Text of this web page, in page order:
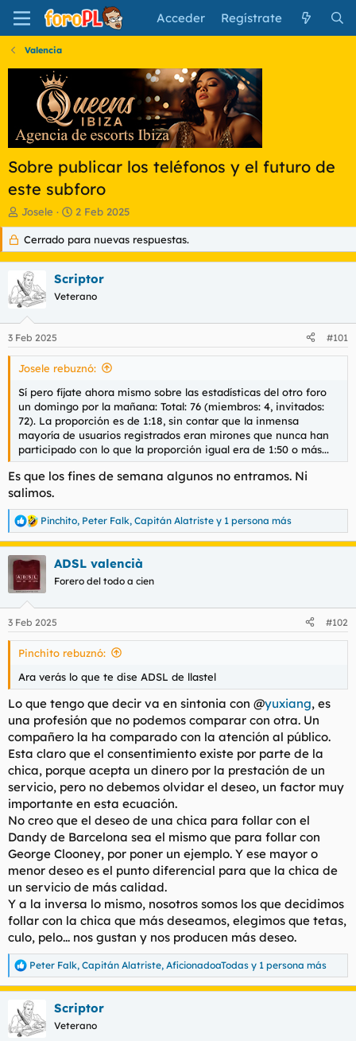
Acceder Regístrate
Valencia
Sobre publicar los teléfonos y el futuro de
este subforo
I
n
c
a
d
o
r
d
e
l
e
m
a
Josele
F
e
c
h
d
e
n
c
i
2 Feb 2025
Cerrado para nuevas respuestas.
Scriptor
Veterano
3 Feb 2025 #101
Josele rebuznó:
Sí pero fíjate ahora mismo sobre las estadísticas del otro foro
un domingo por la mañana: Total: 76 (miembros: 4, invitados:
72). La proporción es de 1:18, sin contar que la inmensa
mayoría de usuarios registrados eran mirones que nunca han
participado con lo que la proporción igual era de 1:50 o más...
Es que los fines de semana algunos no entramos. Ni
salimos.
R
e
a
c
c
i
e
s
Pinchito, Peter Falk, Capitán Alatriste y 1 persona más
ADSL valencià
Forero del todo a cien
3 Feb 2025 #102
Pinchito rebuznó:
Ara verás lo que te dise ADSL de llastel
Lo que tengo que decir va en sintonia con @yuxiang, es
una profesión que no podemos comparar con otra. Un
compañero la ha comparado con la atención al público.
Esta claro que el consentimiento existe por parte de la
chica, porque acepta un dinero por la prestación de un
servicio, pero no debemos olvidar el deseo, un factor muy
importante en esta ecuación.
No creo que el deseo de una chica para follar con el
Dandy de Barcelona sea el mismo que para follar con
George Clooney, por poner un ejemplo. Y ese mayor o
menor deseo es el punto diferencial para que la chica de
un servicio de más calidad.
Y a la inversa lo mismo, nosotros somos los que decidimos
follar con la chica que más deseamos, elegimos que tetas,
culo, pelo... nos gustan y nos producen más deseo.
R
e
a
c
c
i
Peter Falk, Capitán Alatriste, AficionadoaTodas y 1 persona más
Scriptor
Veterano